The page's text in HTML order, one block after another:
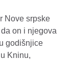
Nove srpske
on i njegova
godišnjice
Kninu,